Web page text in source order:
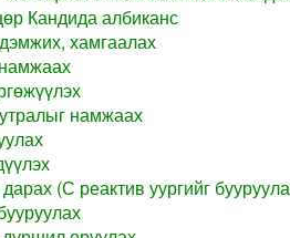
Кандида албиканс
хамгаалах
намжаах
(С реактив уургийг